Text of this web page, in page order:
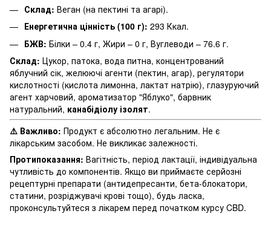
Склад: Веган (на пектині та агарі).
Енергетична цінність (100 г): 293 Ккал.
БЖВ: Білки – 0.4 г, Жири – 0 г, Вуглеводи – 76.6 г.
Склад: Цукор, патока, вода питна, концентрований
яблучний сік, желюючі агенти (пектин, агар), регулятори
кислотності (кислота лимонна, лактат натрію), глазуруючий
агент харчовий, ароматизатор "Яблуко", барвник
натуральний, канабідіолу ізолят.
⚠️ Важливо: Продукт є абсолютно легальним. Не є
лікарським засобом. Не викликає залежності.
Протипоказання: Вагітність, період лактації, індивідуальна
чутливість до компонентів. Якщо ви приймаєте серйозні
рецептурні препарати (антидепресанти, бета-блокатори,
статини, розріджувачі крові тощо), будь ласка,
проконсультуйтеся з лікарем перед початком курсу CBD.